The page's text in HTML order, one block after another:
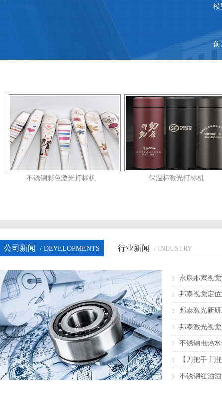
模
邦
前
不锈钢彩色激光打标机 保温杯激光打标机
公司新闻 / DEVELOPMENTS 行业新闻 / INDUSTRY
永康那家视
邦泰视觉定
邦泰激光新
邦泰激光视
不锈钢电热
康邦泰激光】
【刀把手 门
不锈钢红酒